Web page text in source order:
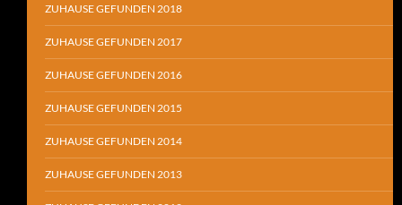
ZUHAUSE GEFUNDEN 2018
ZUHAUSE GEFUNDEN 2017
ZUHAUSE GEFUNDEN 2016
ZUHAUSE GEFUNDEN 2015
ZUHAUSE GEFUNDEN 2014
ZUHAUSE GEFUNDEN 2013